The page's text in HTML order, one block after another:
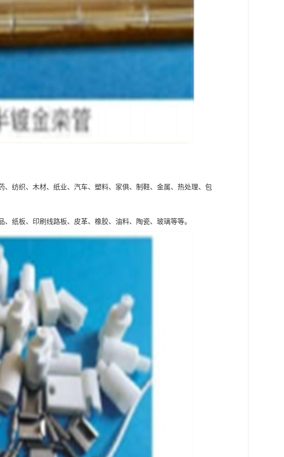
纺织、木材、纸业、汽车、塑料、家俱、制鞋、金属、热处理、包
纸板、印刷线路板、皮革、橡胶、油料、陶瓷、玻璃等等。